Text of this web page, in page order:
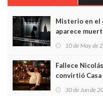
Misterio en el
aparece
edificio y las
10 de May de
Fallece
convirtió Casa
Asturias en
30 de Jun de